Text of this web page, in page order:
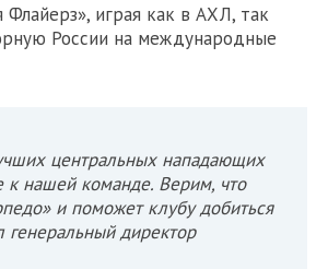
играя как в АХЛ, так
России на международные
центральных нападающих
нашей команде. Верим, что
и поможет клубу добиться
генеральный директор